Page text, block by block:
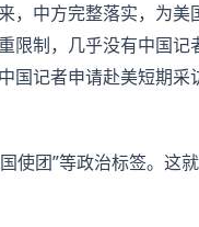
，中方完整落实，为美
限制，几乎没有中国记
国记者申请赴美短期采
使团”等政治标签。这